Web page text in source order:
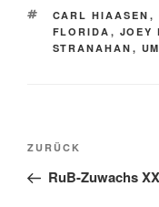
CARL HIAASEN ,
FLORIDA , JOEY
STRANAHAN ,
Vorheriger
Beitrag
ZURÜCK
RuB-Zuwachs